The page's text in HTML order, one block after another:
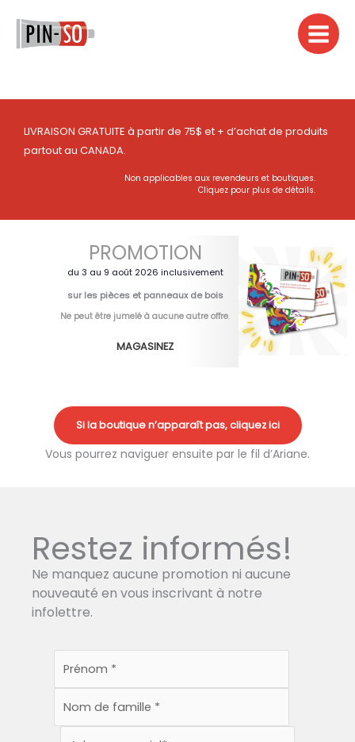
contenu
LIVRAISON GRATUITE à partir de 75$ et + d’achat de produits
partout au CANADA.
Non applicables aux revendeurs et boutiques.
Cliquez pour plus de détails.
PROMOTION
du 3 au 9 août 2026 inclusivement
sur les pièces et panneaux de bois
Ne peut être jumelé à aucune autre offre.
MAGASINEZ
Si la boutique n’apparaît pas, cliquez ici
Vous pourrez naviguer ensuite par le fil d’Ariane.
Restez informés!
Ne manquez aucune promotion ni aucune
nouveauté en vous inscrivant à notre
infolettre.